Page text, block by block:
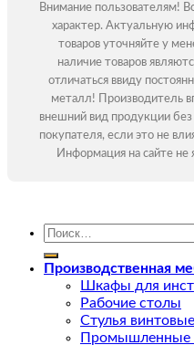
Внимание пользователям!
характер. Актуальную
товаров уточняйте у
наличие товаров
отличаться ввиду
металл! Производитель
внешний вид продукции
покупателя, если это не
Информация на сайте не
Искать:
Производственная
Шкафы для
Рабочие столы
Стулья винтовые
Промышленные